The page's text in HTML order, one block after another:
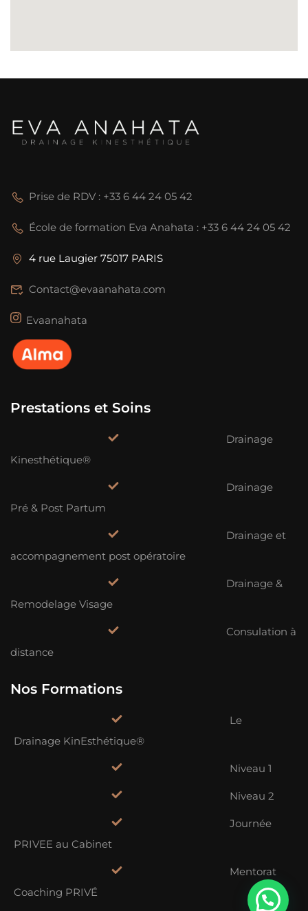
Prise de RDV : +33 6 44 24 05 42
École de formation Eva Anahata : +33 6 44 24 05 42
4 rue Laugier 75017 PARIS
Contact@evaanahata.com
Evaanahata
Prestations et Soins
Drainage
Kinesthétique®
Drainage
Pré & Post Partum
Drainage et
accompagnement post opératoire
Drainage &
Remodelage Visage
Consulation à
distance
Nos Formations
Le
Drainage KinEsthétique®
Niveau 1
Niveau 2
Journée
PRIVEE au Cabinet
Mentorat
Coaching PRIVÉ